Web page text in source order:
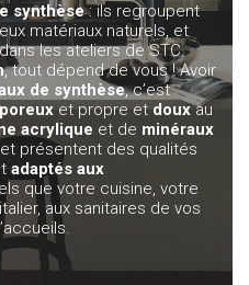
synthèse: ils regroupent
matériaux naturels, et
les ateliers de STC.
, tout dépend de vous ! Avoir
de synthèse, c’est
et propre et douxau
acrylique et de minéraux
et présentent des qualités
adaptés aux
que votre cuisine, votre
aux sanitaires de vos